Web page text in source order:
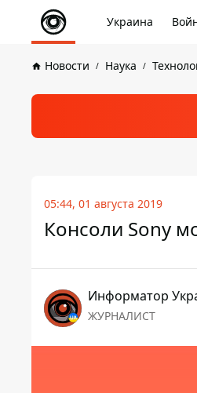
Украина
Новости Наука
05:44, 01 августа 2019
Консоли Sony
Информатор
ЖУРНАЛИСТ